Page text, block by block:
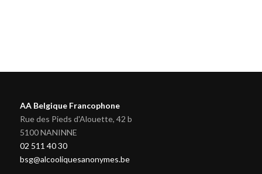
AA Belgique Francophone
Rue des Pieds d'Alouette, 42 b
5100 NANINNE
02 511 40 30
bsg@alcooliquesanonymes.be